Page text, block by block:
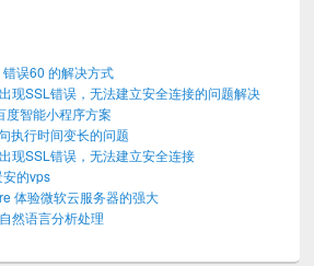
误60 的解决方式
现SSL错误，无法建立安全连接的问题解决
度智能小程序方案
执行时间变长的问题
现SSL错误，无法建立安全连接
的vps
体验微软云服务器的强大
然语言分析处理